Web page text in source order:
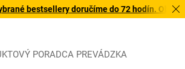
doručíme do 72 hodín. Objavte našu
PORADCA PREVÁDZKA